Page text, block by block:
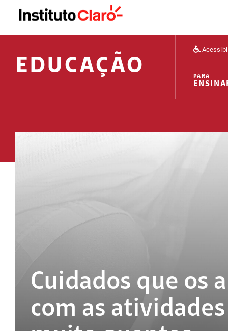
EDUCAÇÃO PARA
Cuidados que os
com as